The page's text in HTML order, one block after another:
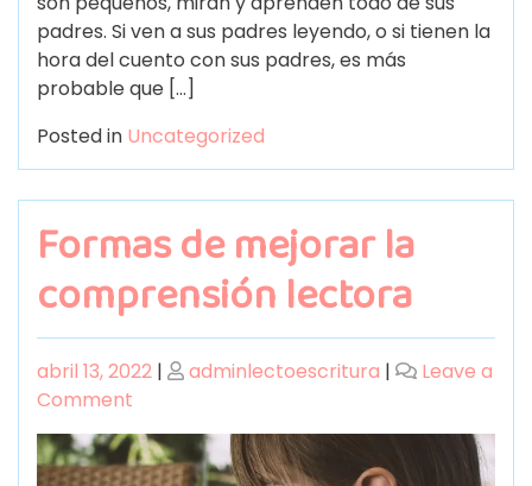
padres. Si ven a sus padres leyendo, o si tienen la
hora del cuento con sus padres, es más
probable que […]
Posted in Uncategorized
Formas de mejorar la
comprensión lectora
abril 13, 2022 | adminlectoescritura |
Leave a
Comment